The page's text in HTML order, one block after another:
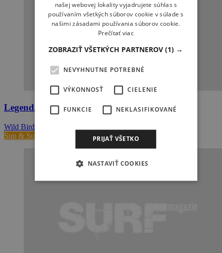
Legendárny film "Wild Birds" je online!
Wild Birds windsurfing movie (2006) from kaaps on Vimeo.
Sup & Surf
našej webovej lokality vyjadrujete súhlas s
používaním všetkých súborov cookie v súlade s
našimi zásadami používania súborov cookie.
Prečítať viac
ZOBRAZIŤ VŠETKÝCH PARTNEROV(1) →
NEVYHNUTNE POTREBNÉ
VÝKONNOSŤ CIELENIE
FUNKCIE NEKLASIFIKOVANÉ
PRIJAŤ VŠETKO
NASTAVIŤ COOKIES